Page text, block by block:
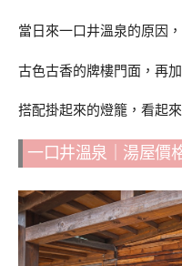
當日來一口井溫泉的原因
古色古香的牌樓門面，再
搭配掛起來的燈籠，看起
一口井溫泉｜湯屋價